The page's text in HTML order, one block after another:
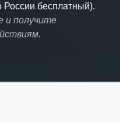
России бесплатный).
и получите